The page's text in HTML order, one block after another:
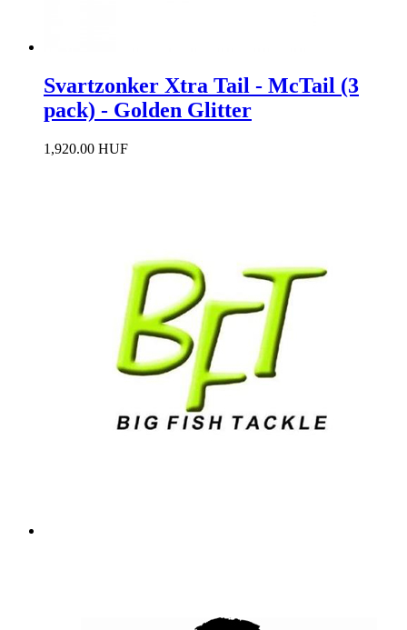
Svartzonker Xtra Tail - McTail (3
pack) - Golden Glitter
1,920.00 HUF